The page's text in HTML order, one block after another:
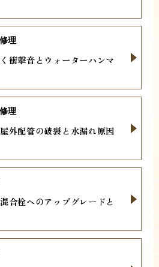
衝撃音とウォーターハンマ
理
外配管の破裂と水漏れ原因
理
合栓へのアップグレードと